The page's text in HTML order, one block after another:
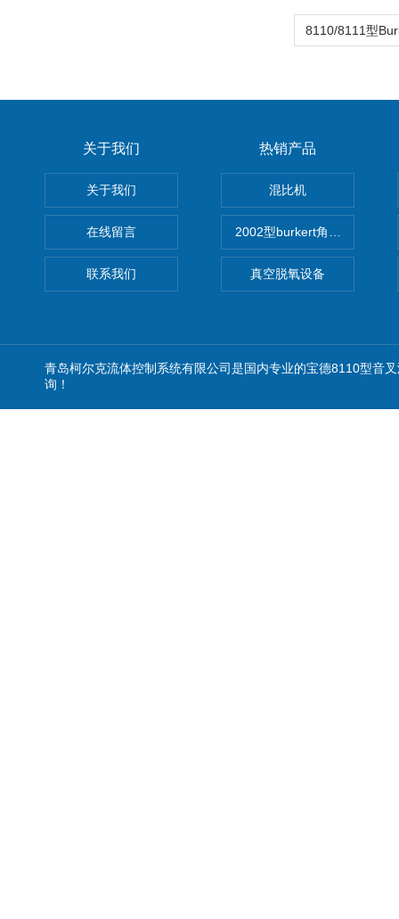
关于我们
关于我们
在线留言
联系我们
热销产品
混比机
2002型burkert角座阀
真空脱氧设备
青岛柯尔克流体控制系统有限公司是国内专业的宝德8110型音
询！